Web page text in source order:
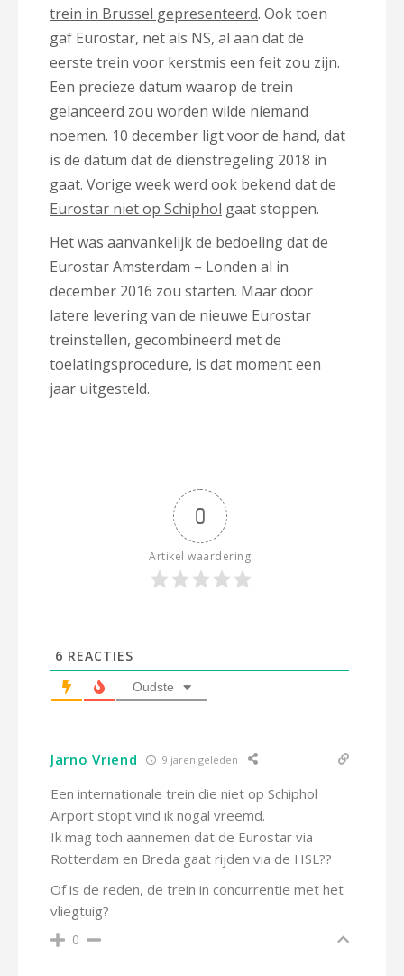
trein in Brussel gepresenteerd. Ook toen
gaf Eurostar, net als NS, al aan dat de
eerste trein voor kerstmis een feit zou zijn.
Een precieze datum waarop de trein
gelanceerd zou worden wilde niemand
noemen. 10 december ligt voor de hand, dat
is de datum dat de dienstregeling 2018 in
gaat. Vorige week werd ook bekend dat de
Eurostar niet op Schiphol gaat stoppen.
Het was aanvankelijk de bedoeling dat de
Eurostar Amsterdam – Londen al in
december 2016 zou starten. Maar door
latere levering van de nieuwe Eurostar
treinstellen, gecombineerd met de
toelatingsprocedure, is dat moment een
jaar uitgesteld.
0
Artikel waardering
6 REACTIES
Oudste
Jarno Vriend 9 jaren geleden
Een internationale trein die niet op Schiphol
Airport stopt vind ik nogal vreemd.
Ik mag toch aannemen dat de Eurostar via
Rotterdam en Breda gaat rijden via de HSL??
Of is de reden, de trein in concurrentie met het
vliegtuig?
0